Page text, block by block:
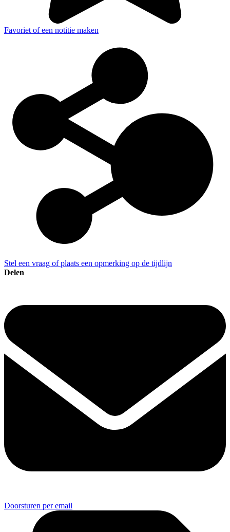
Favoriet of een notitie maken
Stel een vraag of plaats een opmerking op de tijdlijn
Delen
Doorsturen per email